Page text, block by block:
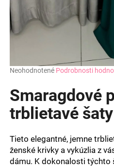
Priemerné
produktu
je
0,0
z
hviezdičiek.
Neohodnotené Podrobnosti
Smaragdové
trblietavé šaty
Tieto elegantné, jemne
ženské krivky a vykúzlia z
dámu. K dokonalosti týchto